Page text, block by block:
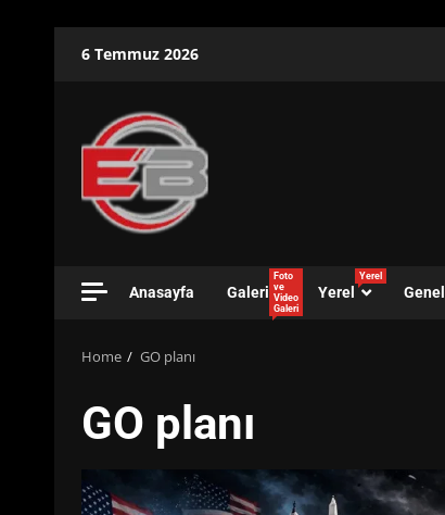
6 Temmuz 2026
Anasayfa Galeri
Foto
ve
Video
Galeri
Yerel
Yerel
Genel
Home GO planı
GO planı